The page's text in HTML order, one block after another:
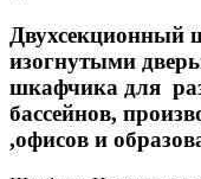
Двухсекционный
изогнутыми
шкафчика для
бассейнов,
,офисов и